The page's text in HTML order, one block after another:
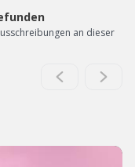
an dieser